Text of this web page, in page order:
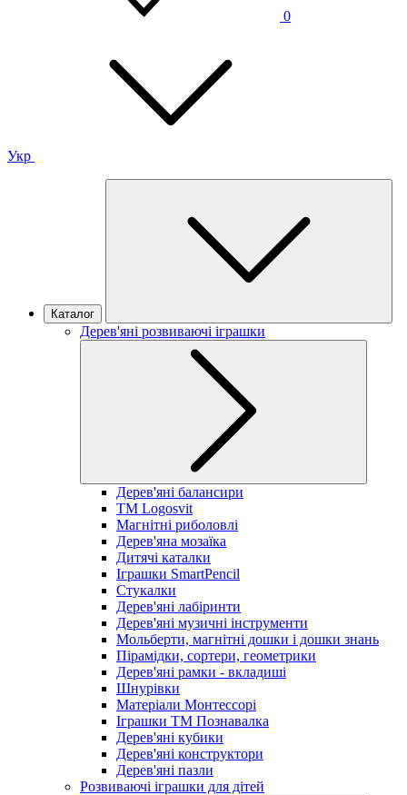
0
Укр
Каталог
Дерев'яні розвиваючі іграшки
Дерев'яні балансири
TM Logosvit
Магнітні риболовлі
Дерев'яна мозаїка
Дитячі каталки
Іграшки SmartPencil
Стукалки
Дерев'яні лабіринти
Дерев'яні музичні інструменти
Мольберти, магнітні дошки і дошки знань
Пірамідки, сортери, геометрики
Дерев'яні рамки - вкладиші
Шнурівки
Матеріали Монтессорі
Іграшки ТМ Познавалка
Дерев'яні кубики
Дерев'яні конструктори
Дерев'яні пазли
Розвиваючі іграшки для дітей